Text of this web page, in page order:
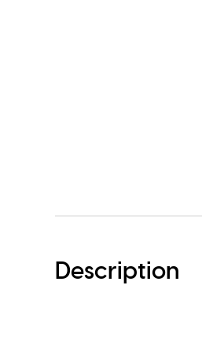
Description